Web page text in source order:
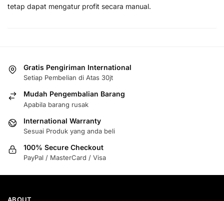
tetap dapat mengatur profit secara manual.
Gratis Pengiriman International
Setiap Pembelian di Atas 30jt
Mudah Pengembalian Barang
Apabila barang rusak
International Warranty
Sesuai Produk yang anda beli
100% Secure Checkout
PayPal / MasterCard / Visa